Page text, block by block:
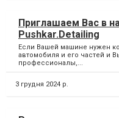
Приглашаем Вас в
Pushkar.Detailing
Если Вашей машине нужен
автомобиля и его частей и
профессионалы,...
3 грудня 2024 р.